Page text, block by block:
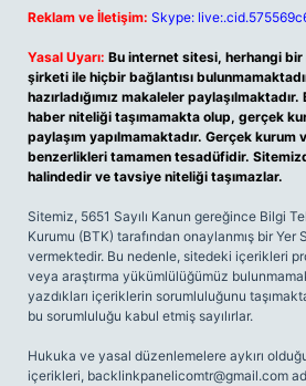
Reklam ve İletişim: Skype:
Yasal Uyarı: Bu internet sitesi, herhangi bir
şirketi ile hiçbir bağlantısı
hazırladığımız makaleler
haber niteliği taşımamakta olup, gerçek
paylaşım yapılmamaktadır. Gerçek kurum
benzerlikleri tamamen tesadüfidir.
halindedir ve tavsiye niteliği taşımazlar.
Sitemiz, 5651 Sayılı Kanun gereğince Bilgi
Kurumu (BTK) tarafından onaylanmış bir Yer
vermektedir. Bu nedenle, sitedeki içerikleri
veya araştırma yükümlülüğümüz
yazdıkları içeriklerin sorumluluğunu
bu sorumluluğu kabul etmiş sayılırlar.
Hukuka ve yasal düzenlemelere aykırı
içerikleri, backlinkpanelicomtr@gmail.com